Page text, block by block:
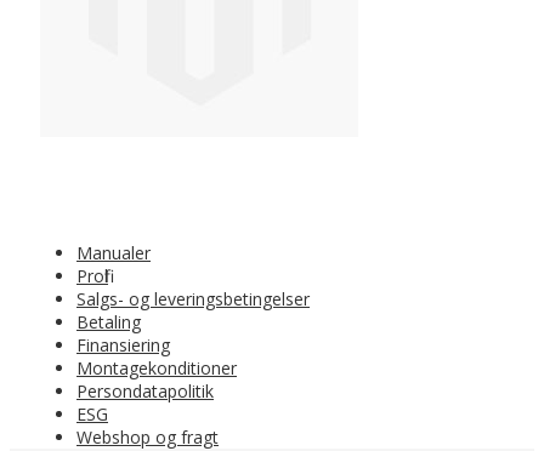
Manualer
Profil
Salgs- og leveringsbetingelser
Betaling
Finansiering
Montagekonditioner
Persondatapolitik
ESG
Webshop og fragt